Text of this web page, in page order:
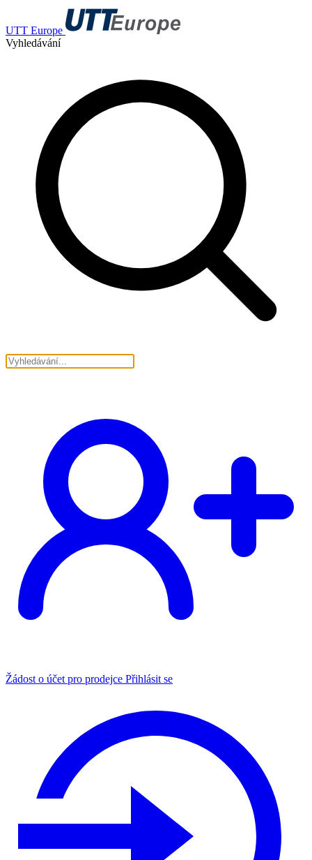
UTT Europe
Vyhledávání
Žádost o účet pro prodejce Přihlásit se